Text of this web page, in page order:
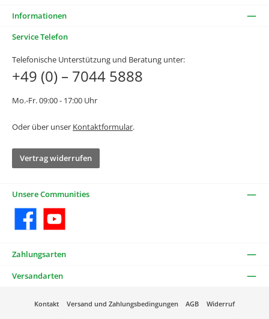
Informationen
Service Telefon
Telefonische Unterstützung und Beratung unter:
+49 (0) – 7044 5888
Mo.-Fr. 09:00 - 17:00 Uhr
Oder über unser Kontaktformular.
Vertrag widerrufen
Unsere Communities
Facebook YouTube
Zahlungsarten
Versandarten
Kontakt Versand und Zahlungsbedingungen AGB
Widerruf